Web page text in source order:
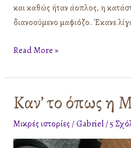
και καθώς ήταν άοπλος, η
διανοούμενο μαφιόζο. Έκανε
Read More »
Καν’ το όπως η
Μικρές ιστορίες /Gabriel /5
Καν’
το
όπως
η